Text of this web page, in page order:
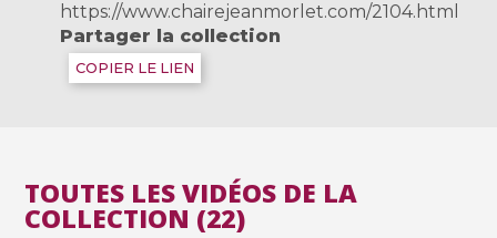
https://www.chairejeanmorlet.com/2104.html
Partager la collection
COPIER LE LIEN
TOUTES LES VIDÉOS DE LA
COLLECTION (22)